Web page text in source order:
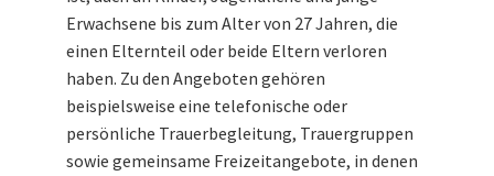
Erwachsene bis zum Alter von 27 Jahren, die
einen Elternteil oder beide Eltern verloren
haben. Zu den Angeboten gehören
beispielsweise eine telefonische oder
persönliche Trauerbegleitung, Trauergruppen
sowie gemeinsame Freizeitangebote, in denen